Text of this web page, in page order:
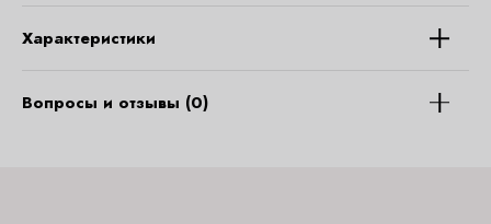
Характеристики
Вопросы и отзывы (0)